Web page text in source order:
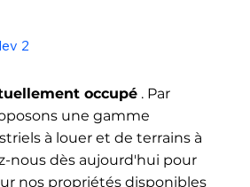
2
occupé . Par
une gamme
à louer et de terrains à
nous dès aujourd'hui pour
nos propriétés disponibles